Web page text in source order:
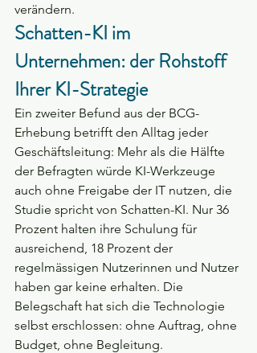
verändern.
Schatten-KI im
Unternehmen: der Rohstoff
Ihrer KI-Strategie
Ein zweiter Befund aus der BCG-
Erhebung betrifft den Alltag jeder
Geschäftsleitung: Mehr als die Hälfte
der Befragten würde KI-Werkzeuge
auch ohne Freigabe der IT nutzen, die
Studie spricht von Schatten-KI. Nur 36
Prozent halten ihre Schulung für
ausreichend, 18 Prozent der
regelmässigen Nutzerinnen und Nutzer
haben gar keine erhalten. Die
Belegschaft hat sich die Technologie
selbst erschlossen: ohne Auftrag, ohne
Budget, ohne Begleitung.